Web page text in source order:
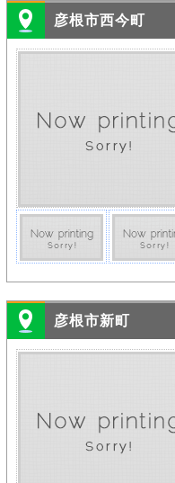
彦根市西今町
彦根市新町